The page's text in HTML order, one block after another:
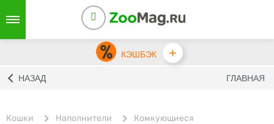
КЭШБЭК +
НАЗАД ГЛАВНАЯ
Кошки Наполнители Комкующиеся